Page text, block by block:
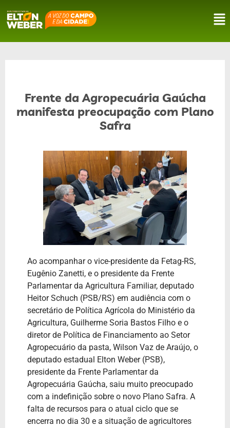
Frente da Agropecuária Gaúcha
manifesta preocupação com Plano
Safra
Ao acompanhar o vice-presidente da Fetag-RS,
Eugênio Zanetti, e o presidente da Frente
Parlamentar da Agricultura Familiar, deputado
Heitor Schuch (PSB/RS) em audiência com o
secretário de Política Agrícola do Ministério da
Agricultura, Guilherme Soria Bastos Filho e o
diretor de Política de Financiamento ao Setor
Agropecuário da pasta, Wilson Vaz de Araújo, o
deputado estadual Elton Weber (PSB),
presidente da Frente Parlamentar da
Agropecuária Gaúcha, saiu muito preocupado
com a indefinição sobre o novo Plano Safra. A
falta de recursos para o atual ciclo que se
encerra no dia 30 e a situação de agricultores